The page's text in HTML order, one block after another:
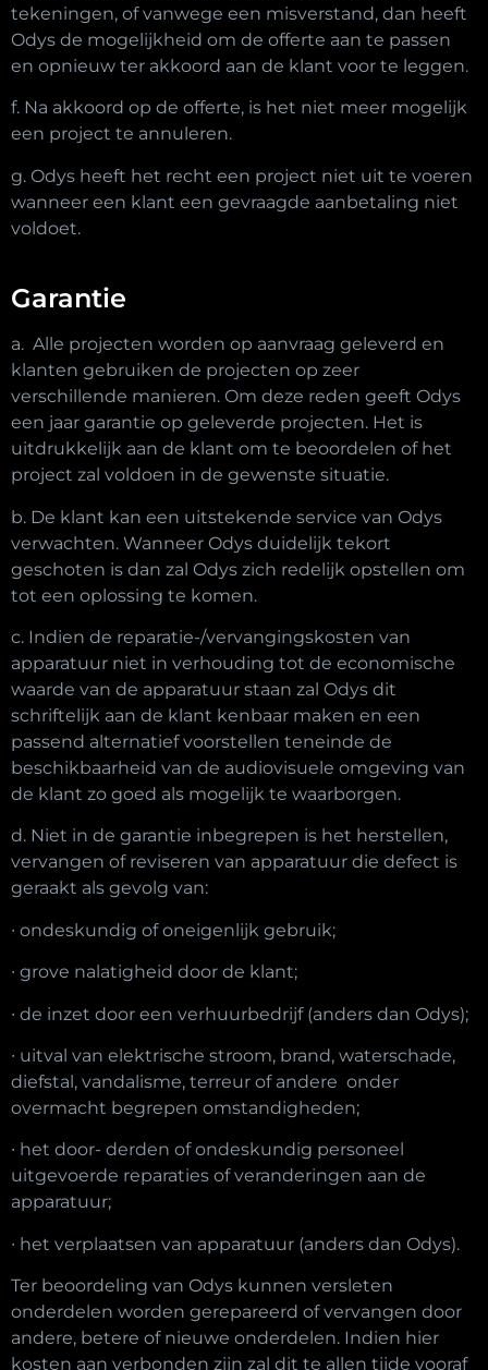
tekeningen, of vanwege een misverstand, dan heeft
Odys de mogelijkheid om de offerte aan te passen
en opnieuw ter akkoord aan de klant voor te leggen.
f. Na akkoord op de offerte, is het niet meer mogelijk
een project te annuleren.
g. Odys heeft het recht een project niet uit te voeren
wanneer een klant een gevraagde aanbetaling niet
voldoet.
Garantie
a. Alle projecten worden op aanvraag geleverd en
klanten gebruiken de projecten op zeer
verschillende manieren. Om deze reden geeft Odys
een jaar garantie op geleverde projecten. Het is
uitdrukkelijk aan de klant om te beoordelen of het
project zal voldoen in de gewenste situatie.
b. De klant kan een uitstekende service van Odys
verwachten. Wanneer Odys duidelijk tekort
geschoten is dan zal Odys zich redelijk opstellen om
tot een oplossing te komen.
c. Indien de reparatie-/vervangingskosten van
apparatuur niet in verhouding tot de economische
waarde van de apparatuur staan zal Odys dit
schriftelijk aan de klant kenbaar maken en een
passend alternatief voorstellen teneinde de
beschikbaarheid van de audiovisuele omgeving van
de klant zo goed als mogelijk te waarborgen.
d. Niet in de garantie inbegrepen is het herstellen,
vervangen of reviseren van apparatuur die defect is
geraakt als gevolg van:
∙ ondeskundig of oneigenlijk gebruik;
∙ grove nalatigheid door de klant;
∙ de inzet door een verhuurbedrijf (anders dan Odys);
∙ uitval van elektrische stroom, brand, waterschade,
diefstal, vandalisme, terreur of andere onder
overmacht begrepen omstandigheden;
∙ het door- derden of ondeskundig personeel
uitgevoerde reparaties of veranderingen aan de
apparatuur;
∙ het verplaatsen van apparatuur (anders dan Odys).
Ter beoordeling van Odys kunnen versleten
onderdelen worden gerepareerd of vervangen door
andere, betere of nieuwe onderdelen. Indien hier
kosten aan verbonden zijn zal dit te allen tijde vooraf